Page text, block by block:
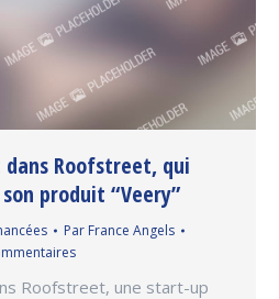
Roofstreet, qui
produit “Veery”
Par France Angels
Roofstreet, une start-up